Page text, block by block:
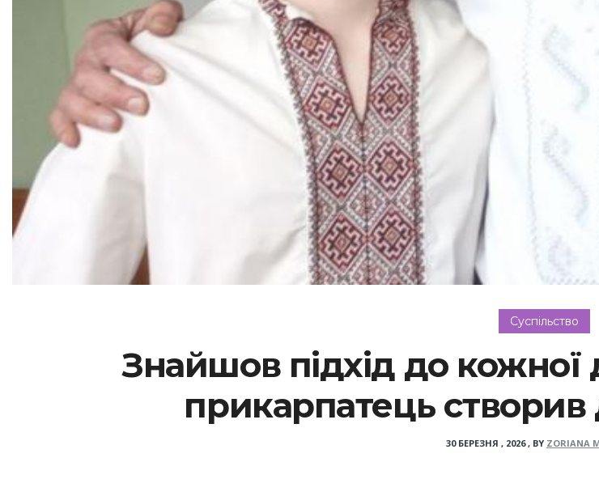
Суспільство
Знайшов підхід до
прикарпатець
30 БЕРЕЗНЯ , 2026, BY ZORIANA